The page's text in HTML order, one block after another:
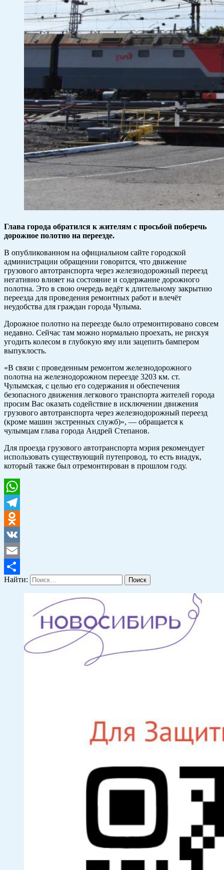
Глава города обратился к жителям с просьбой поберечь
дорожное полотно на переезде.
В опубликованном на официальном сайте городской
администрации обращении говорится, что движение
грузового автотранспорта через железнодорожный переезд
негативно влияет на состояние и содержание дорожного
полотна. Это в свою очередь ведёт к длительному закрытию
переезда для проведения ремонтных работ и влечёт
неудобства для граждан города Чулыма.
Дорожное полотно на переезде было отремонтировано совсем
недавно. Сейчас там можно нормально проехать, не рискуя
угодить колесом в глубокую яму или зацепить бампером
выпуклость.
«В связи с проведенным ремонтом железнодорожного
полотна на железнодорожном переезде 3203 км. ст.
Чулымская, с целью его содержания и обеспечения
безопасного движения легкового транспорта жителей города
просим Вас оказать содействие в исключении движения
грузового автотранспорта через железнодорожный переезд
(кроме машин экстренных служб)», — обращается к
чулымцам глава города Андрей Степанов.
Для проезда грузового автотранспорта мэрия рекомендует
использовать существующий путепровод, то есть виадук,
который также был отремонтирован в прошлом году.
WhatsApp
Telegram
Odnoklassniki
VK
Email
Отправить
Найти: